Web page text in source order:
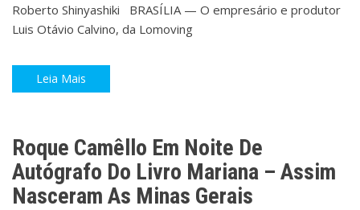
Roberto Shinyashiki BRASÍLIA — O empresário e produtor
Luis Otávio Calvino, da Lomoving
Leia Mais
Gente & Sociedade
Roque Camêllo Em Noite De
Autógrafo Do Livro Mariana – Assim
Nasceram As Minas Gerais